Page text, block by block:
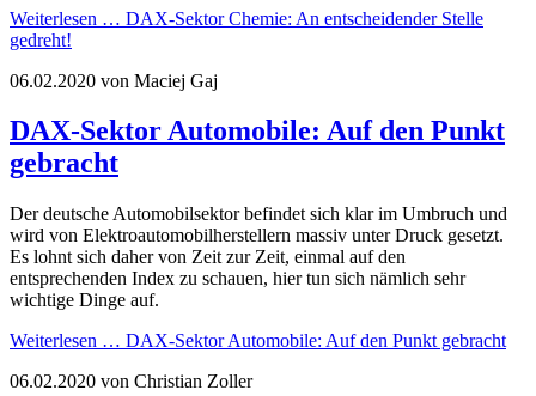
Weiterlesen … DAX-Sektor Chemie: An entscheidender Stelle
gedreht!
06.02.2020 von Maciej Gaj
DAX-Sektor Automobile: Auf den Punkt
gebracht
Der deutsche Automobilsektor befindet sich klar im Umbruch und
wird von Elektroautomobilherstellern massiv unter Druck gesetzt.
Es lohnt sich daher von Zeit zur Zeit, einmal auf den
entsprechenden Index zu schauen, hier tun sich nämlich sehr
wichtige Dinge auf.
Weiterlesen … DAX-Sektor Automobile: Auf den Punkt gebracht
06.02.2020 von Christian Zoller